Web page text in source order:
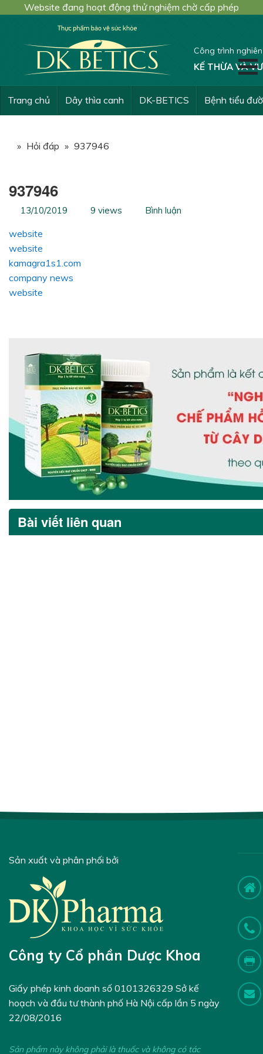
Website đang hoạt động thử nghiệm chờ cấp phép
Công trình
KẾ THỪA VÀ
Trang chủ Dây thìa canh DK-BETICS Bệnh tiểu
» Hỏi đáp » 937946
937946
13/10/2019 9 views Bình luận
website
website
kamagra1s1.com
company news
website
Bài viết liên quan
Sản xuất và phân phối bởi
Công ty Cổ phần Dược Khoa
Giấy phép kinh doanh số 0101326329 Sở kế
hoạch và đầu tư thành phố Hà Nội cấp lần 5 ngày
22/08/2016
Sản phẩm này không phải là thuốc và không có tác